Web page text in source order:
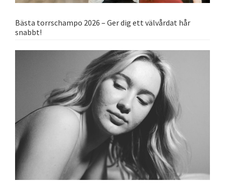
Bästa torrschampo 2026 – Ger dig ett välvårdat hår
snabbt!